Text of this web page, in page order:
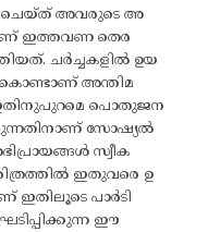
ചെയ്‌ത്‌ അവരുടെ അ
ഇത്തവണ തെര
ചര്‍ച്ചകളില്‍ ഉയ
അന്തിമ
ഇതിനുപുറമെ പൊതുജന
സോഷ്യല്‍
സ്വീക
ഇതുവരെ ഉ
ഇതിലൂടെ പാര്‍ടി
ഈ